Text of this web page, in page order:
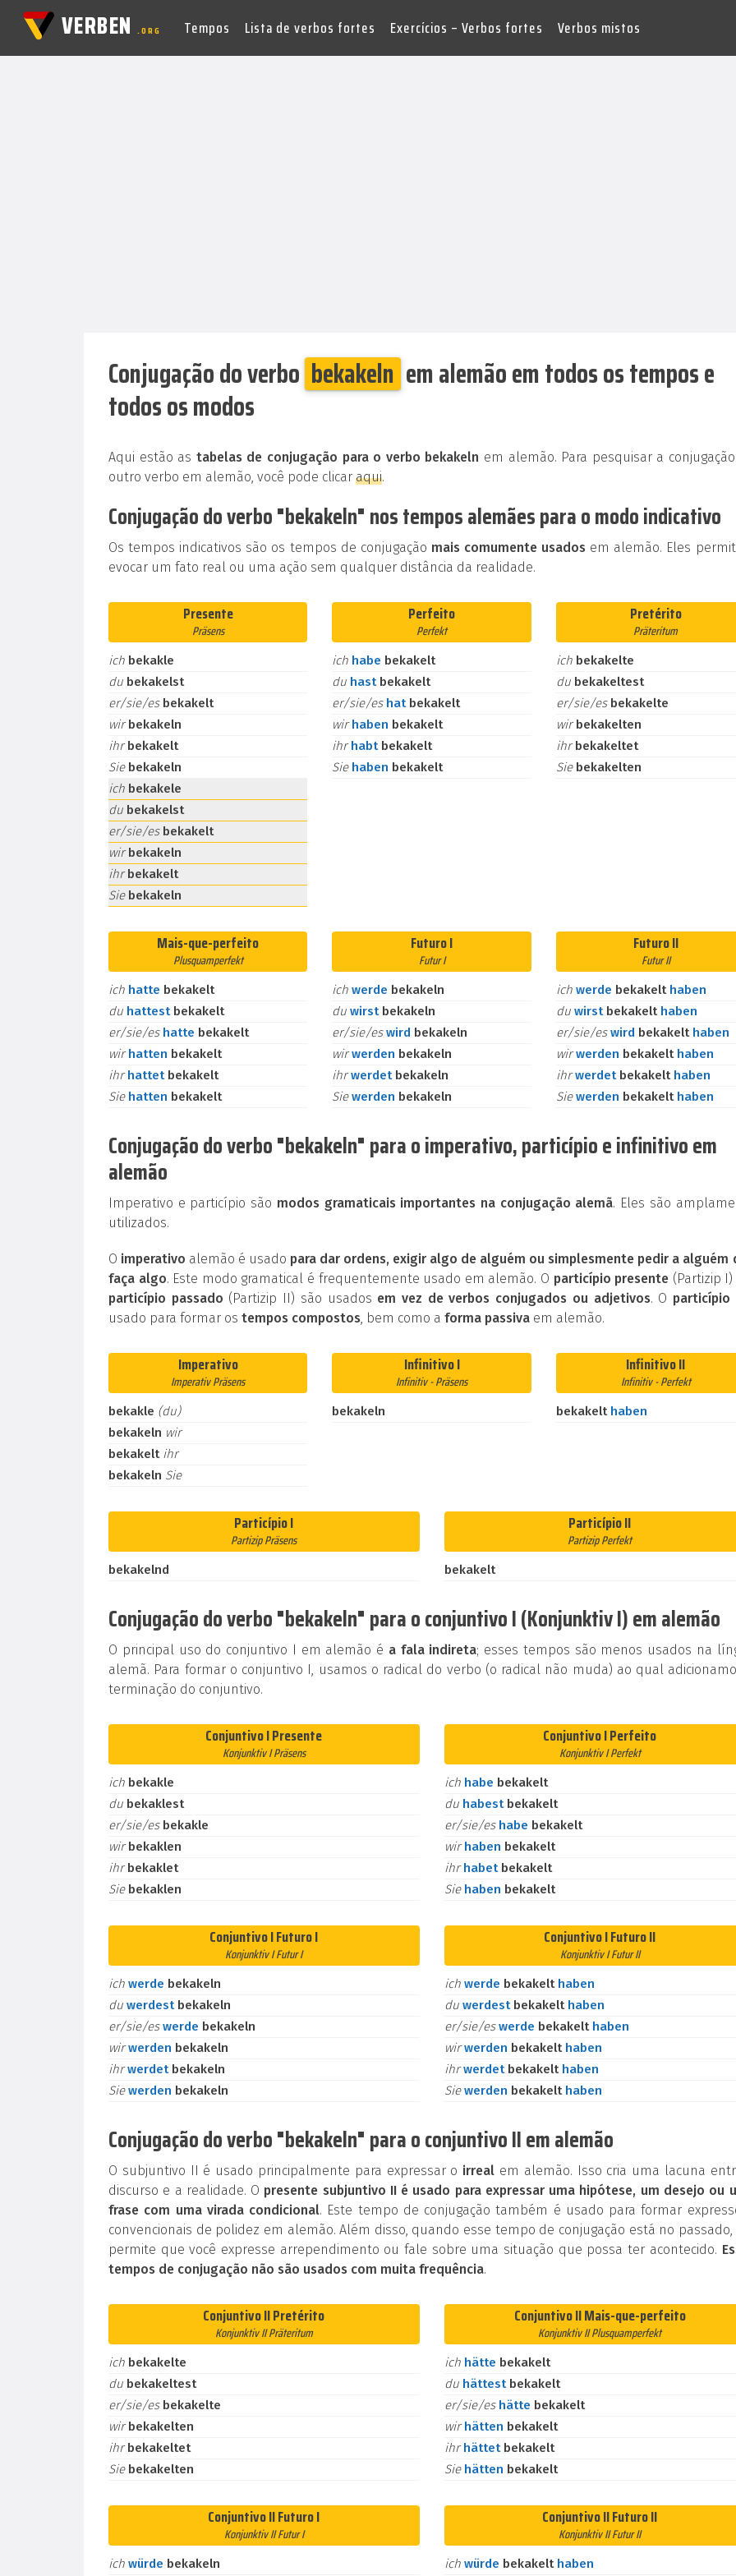
VERBEN.ORG Tempos Lista de verbos fortes Exercícios – Verbos fortes Verbos mistos
Conjugação do verbo bekakeln em alemão em todos os tempos e
todos os modos
Aqui estão as tabelas de conjugação para o verbo bekakeln em alemão. Para pesquisar a
outro verbo em alemão, você pode clicar aqui.
Conjugação do verbo "bekakeln" nos tempos alemães para o modo indicativo
Os tempos indicativos são os tempos de conjugação mais comumente usados em alemão. Eles
evocar um fato real ou uma ação sem qualquer distância da realidade.
Presente
Präsens
ich bekakle
du bekakelst
er/sie/es bekakelt
wirbekakeln
ihrbekakelt
Sie bekakeln
ich bekakele
du bekakelst
er/sie/es bekakelt
wirbekakeln
ihrbekakelt
Sie bekakeln
Perfeito
Perfekt
ich habe bekakelt
du hast bekakelt
er/sie/es hat bekakelt
wirhaben bekakelt
ihrhabt bekakelt
Sie haben bekakelt
Pretérito
Präteritum
ich bekakelte
du bekakeltest
er/sie/es bekakelte
wirbekakelten
ihrbekakeltet
Sie bekakelten
Mais-que-perfeito
Plusquamperfekt
ich hatte bekakelt
du hattest bekakelt
er/sie/es hatte bekakelt
wirhatten bekakelt
ihrhattet bekakelt
Sie hatten bekakelt
Futuro I
Futur I
ichwerde bekakeln
duwirst bekakeln
er/sie/eswird bekakeln
wirwerden bekakeln
ihrwerdet bekakeln
Siewerden bekakeln
Futuro II
Futur II
ich werde bekakelt haben
du wirst bekakelt haben
er/sie/eswird bekakelt haben
wirwerden bekakelt haben
ihrwerdet bekakelt haben
Siewerden bekakelt haben
Conjugação do verbo "bekakeln" para o imperativo, particípio e infinitivo em
alemão
Imperativo e particípio são modos gramaticais importantes na conjugação alemã. Eles são
utilizados.
O imperativo alemão é usado para dar ordens, exigir algo de alguém ou simplesmente pedir a alguém
faça algo. Este modo gramatical é frequentemente usado em alemão. O particípio presente (Partizip I)
particípio passado (Partizip II) são usados em vez de verbos conjugados ou adjetivos. O particípio
usado para formar os tempos compostos, bem como a forma passiva em alemão.
Imperativo
Imperativ Präsens
bekakle (du)
bekakeln wir
bekakelt ihr
bekakeln Sie
Infinitivo I
Infinitiv - Präsens
bekakeln
Infinitivo II
Infinitiv - Perfekt
bekakelt haben
Particípio I
Partizip Präsens
bekakelnd
Particípio II
Partizip Perfekt
bekakelt
Conjugação do verbo "bekakeln" para o conjuntivo I (Konjunktiv I) em alemão
O principal uso do conjuntivo I em alemão é a fala indireta; esses tempos são menos usados na
alemã. Para formar o conjuntivo I, usamos o radical do verbo (o radical não muda) ao qual
terminação do conjuntivo.
Conjuntivo I Presente
Konjunktiv I Präsens
ich bekakle
du bekaklest
er/sie/es bekakle
wirbekaklen
ihrbekaklet
Sie bekaklen
Conjuntivo I Perfeito
Konjunktiv I Perfekt
ich habe bekakelt
du habest bekakelt
er/sie/es habe bekakelt
wirhaben bekakelt
ihrhabet bekakelt
Sie haben bekakelt
Conjuntivo I Futuro I
Konjunktiv I Futur I
ich werde bekakeln
du werdest bekakeln
er/sie/eswerde bekakeln
wirwerden bekakeln
ihrwerdet bekakeln
Siewerden bekakeln
Conjuntivo I Futuro II
Konjunktiv I Futur II
ich werde bekakelt haben
du werdest bekakelt haben
er/sie/eswerde bekakelt haben
wirwerden bekakelt haben
ihrwerdet bekakelt haben
Siewerden bekakelt haben
Conjugação do verbo "bekakeln" para o conjuntivo II em alemão
O subjuntivo II é usado principalmente para expressar o irreal em alemão. Isso cria uma lacuna
discurso e a realidade. O presente subjuntivo II é usado para expressar uma hipótese, um desejo ou
frase com uma virada condicional. Este tempo de conjugação também é usado para formar
convencionais de polidez em alemão. Além disso, quando esse tempo de conjugação está no passado,
permite que você expresse arrependimento ou fale sobre uma situação que possa ter acontecido.
tempos de conjugação não são usados com muita frequência.
Conjuntivo II Pretérito
Konjunktiv II Präteritum
ich bekakelte
du bekakeltest
er/sie/es bekakelte
wirbekakelten
ihrbekakeltet
Sie bekakelten
Conjuntivo II Mais-que-perfeito
Konjunktiv II Plusquamperfekt
ich hätte bekakelt
du hättest bekakelt
er/sie/es hätte bekakelt
wirhätten bekakelt
ihrhättet bekakelt
Sie hätten bekakelt
Conjuntivo II Futuro I
Konjunktiv II Futur I
ich würde bekakeln
Conjuntivo II Futuro II
Konjunktiv II Futur II
ich würde bekakelt haben